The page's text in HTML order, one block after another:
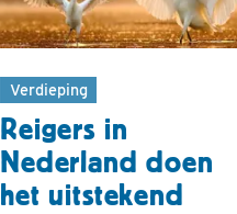
Verdieping
Reigers in
Nederland doen
het uitstekend